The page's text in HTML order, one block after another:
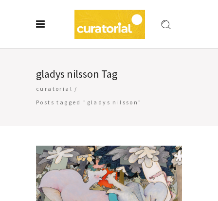
gladys nilsson Tag
curatorial /
Posts tagged "gladys nilsson"